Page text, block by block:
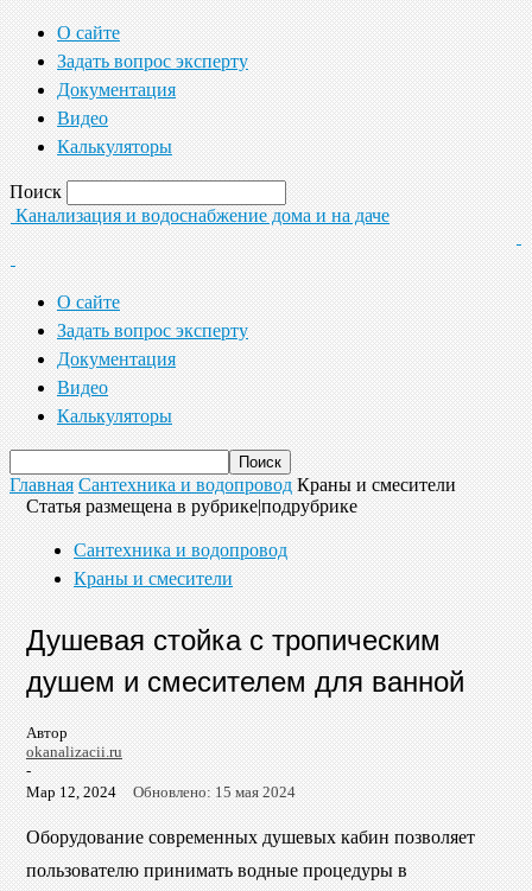
О сайте
Задать вопрос эксперту
Документация
Видео
Калькуляторы
Поиск
Канализация и водоснабжение дома и на даче
О сайте
Задать вопрос эксперту
Документация
Видео
Калькуляторы
Главная Сантехника и водопровод Краны и смесители
Статья размещена в рубрике|подрубрике
Сантехника и водопровод
Краны и смесители
Душевая стойка с тропическим
душем и смесителем для ванной
Автор
okanalizacii.ru
-
Мар 12, 2024
Обновлено: 15 мая 2024
Оборудование современных душевых кабин позволяет
пользователю принимать водные процедуры в